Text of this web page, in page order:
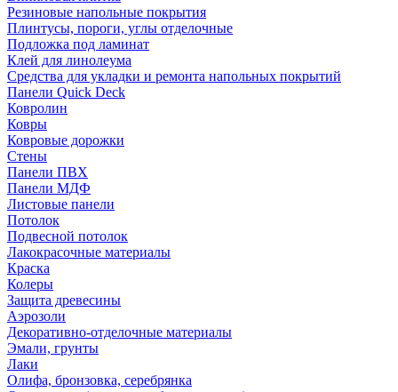
Резиновые напольные покрытия
Плинтусы, пороги, углы отделочные
Подложка под ламинат
Клей для линолеума
Средства для укладки и ремонта напольных покрытий
Панели Quick Deck
Ковролин
Ковры
Ковровые дорожки
Стены
Панели ПВХ
Панели МДФ
Листовые панели
Потолок
Подвесной потолок
Лакокрасочные материалы
Краска
Колеры
Защита древесины
Аэрозоли
Декоративно-отделочные материалы
Эмали, грунты
Лаки
Олифа, бронзовка, серебрянка